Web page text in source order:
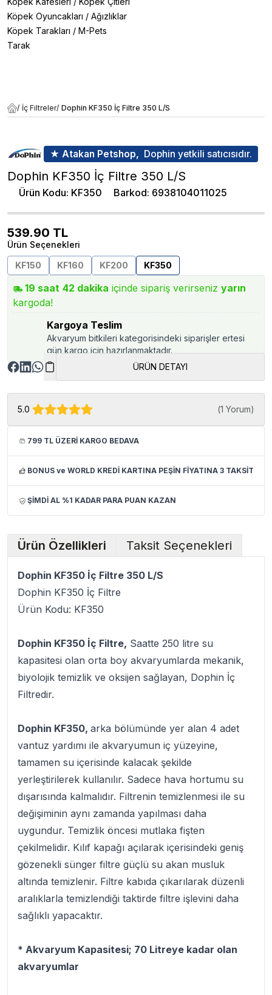
Köpek Oyuncakları / Ağızlıklar
Köpek Tarakları / M-Pets
Tarak
/ İç Filtreler/ Dophin KF350 İç Filtre 350 L/S
★ Atakan Petshop, Dophin yetkili satıcısıdır.
Dophin KF350 İç Filtre 350 L/S
Ürün Kodu: KF350 Barkod: 6938104011025
539.90 TL
Ürün Seçenekleri
KF150
KF160 KF200 KF350
19 saat 42 dakika içinde sipariş verirseniz yarın
kargoda!
Kargoya Teslim
Akvaryum bitkileri kategorisindeki siparişler ertesi
gün kargo için hazırlanmaktadır.
ÜRÜN DETAYI
5.0 (1 Yorum)
799 TL ÜZERİ KARGO BEDAVA
BONUS ve WORLD KREDİ KARTINA PEŞİN FİYATINA 3 TAKSİT
ŞİMDİ AL %1 KADAR PARA PUAN KAZAN
Ürün Özellikleri Taksit Seçenekleri
Dophin KF350 İç Filtre 350 L/S
Dophin KF350 İç Filtre
Ürün Kodu: KF350
Dophin KF350 İç Filtre, Saatte 250 litre su
kapasitesi olan orta boy akvaryumlarda mekanik,
biyolojik temizlik ve oksijen sağlayan, Dophin İç
Filtredir.
Dophin KF350, arka bölümünde yer alan 4 adet
vantuz yardımı ile akvaryumun iç yüzeyine,
tamamen su içerisinde kalacak şekilde
yerleştirilerek kullanılır. Sadece hava hortumu su
dışarısında kalmalıdır. Filtrenin temizlenmesi ile su
değişiminin aynı zamanda yapılması daha
uygundur. Temizlik öncesi mutlaka fişten
çekilmelidir. Kılıf kapağı açılarak içerisindeki geniş
gözenekli sünger filtre güçlü su akan musluk
altında temizlenir. Filtre kabıda çıkarılarak düzenli
aralıklarla temizlendiği taktirde filtre işlevini daha
sağlıklı yapacaktır.
* Akvaryum Kapasitesi; 70 Litreye kadar olan
akvaryumlar